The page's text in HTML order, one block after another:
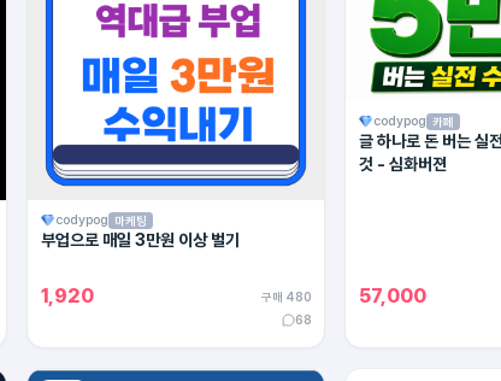
codypog 마케팅
부업으로 매일 3만원 이상 벌기
1,920
구매 480
68
codypog 카페
글 하나로 돈 버는 실
것 - 심화버젼
57,000